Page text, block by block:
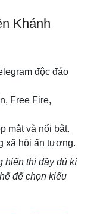
Khánh
độc đáo
Free Fire,
mắt và nổi bật.
xã hội ấn tượng.
hiển thị đầy đủ kí
để chọn kiểu